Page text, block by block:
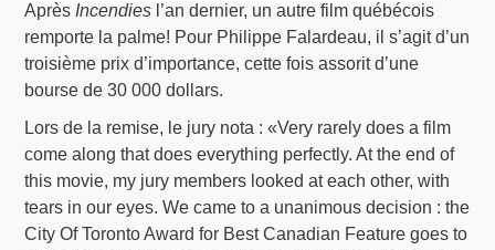
Après Incendies l’an dernier, un autre film québécois
remporte la palme! Pour Philippe Falardeau, il s’agit d’un
troisième prix d’importance, cette fois assorit d’une
bourse de 30 000 dollars.
Lors de la remise, le jury nota : «Very rarely does a film
come along that does everything perfectly. At the end of
this movie, my jury members looked at each other, with
tears in our eyes. We came to a unanimous decision : the
City Of Toronto Award for Best Canadian Feature goes to